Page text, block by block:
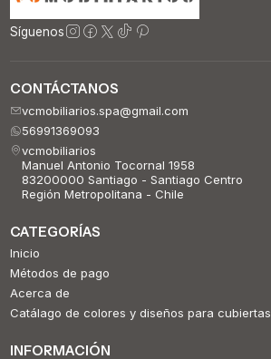
Síguenos
CONTÁCTANOS
vcmobiliarios.spa@gmail.com
56991369093
vcmobiliarios
Manuel Antonio Tocornal 1958
83200000 Santiago - Santiago Centro
Región Metropolitana - Chile
CATEGORÍAS
Inicio
Métodos de pago
Acerca de
Catálago de colores y diseños para cubiertas
INFORMACIÓN